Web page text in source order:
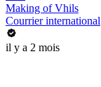
Making of Vhils
Courrier international
il y a 2 mois